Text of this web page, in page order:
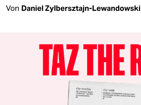
Von Daniel Zylbersztajn-Lewandowski